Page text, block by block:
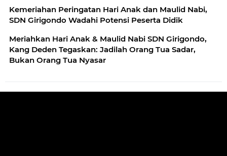
Kemeriahan Peringatan Hari Anak dan Maulid Nabi,
SDN Girigondo Wadahi Potensi Peserta Didik
Meriahkan Hari Anak & Maulid Nabi SDN Girigondo,
Kang Deden Tegaskan: Jadilah Orang Tua Sadar,
Bukan Orang Tua Nyasar